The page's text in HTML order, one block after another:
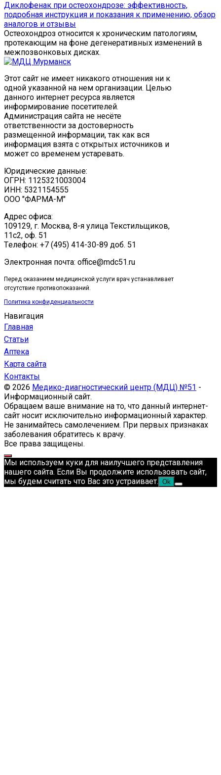
Диклофенак при остеохондрозе: эффективность,
подробная инструкция и показания к применению, обзор
аналогов и отзывы
Остеохондроз относится к хроническим патологиям,
протекающим на фоне дегенеративных изменений в
межпозвонковых дисках.
Этот сайт не имеет никакого отношения ни к
одной указанной на нем организации. Целью
данного интернет ресурса является
информирование посетителей.
Администрация сайта не несёте
ответственности за достоверность
размещенной информации, так как вся
информация взята с открытых источников и
может со временем устаревать.
Юридические данные:
ОГРН: 1125321003004
ИНН: 5321154555
ООО "ФАРМА-М"
Адрес офиса:
109129, г. Москва, ​8-я улица Текстильщиков,
11с2, оф. 51
Tелефон: +7 (495) 414-30-89 доб. 51
Электронная почта: office@mdc51.ru
Перед оказанием медицинской услуги врач устанавливает
отсутствие противопоказаний.
Политика конфиденциальности
Навигация
Главная
Статьи
Аптека
Карта сайта
Контакты
© 2026 Медико-диагностический центр (МДЦ) №51 -
Информационный сайт.
Обращаем ваше внимание на то, что данный интернет-
сайт носит исключительно информационный характер.
Не занимайтесь самолечением. При первых признаках
заболевания обратитесь к врачу.
Все права защищены.
Мы используем куки для наилучшего представления
нашего сайта. Если Вы продолжите использовать сайт,
мы будем считать что Вас это устраивает. Ok